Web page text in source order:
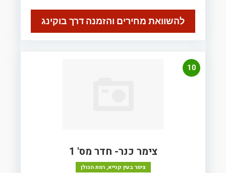
להשוואת מחירים והזמנה דרך בוקינג
10
צימר כנר- חדר מס' 1
צימר בעין קנייא, רמת הגולן